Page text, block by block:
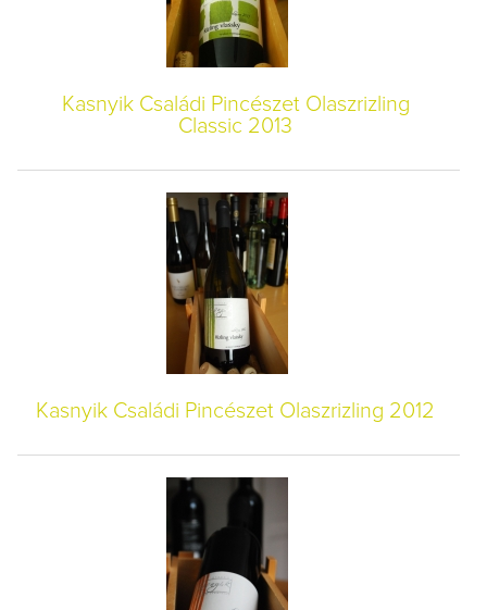
Kasnyik Családi Pincészet Olaszrizling
Classic 2013
Kasnyik Családi Pincészet Olaszrizling 2012